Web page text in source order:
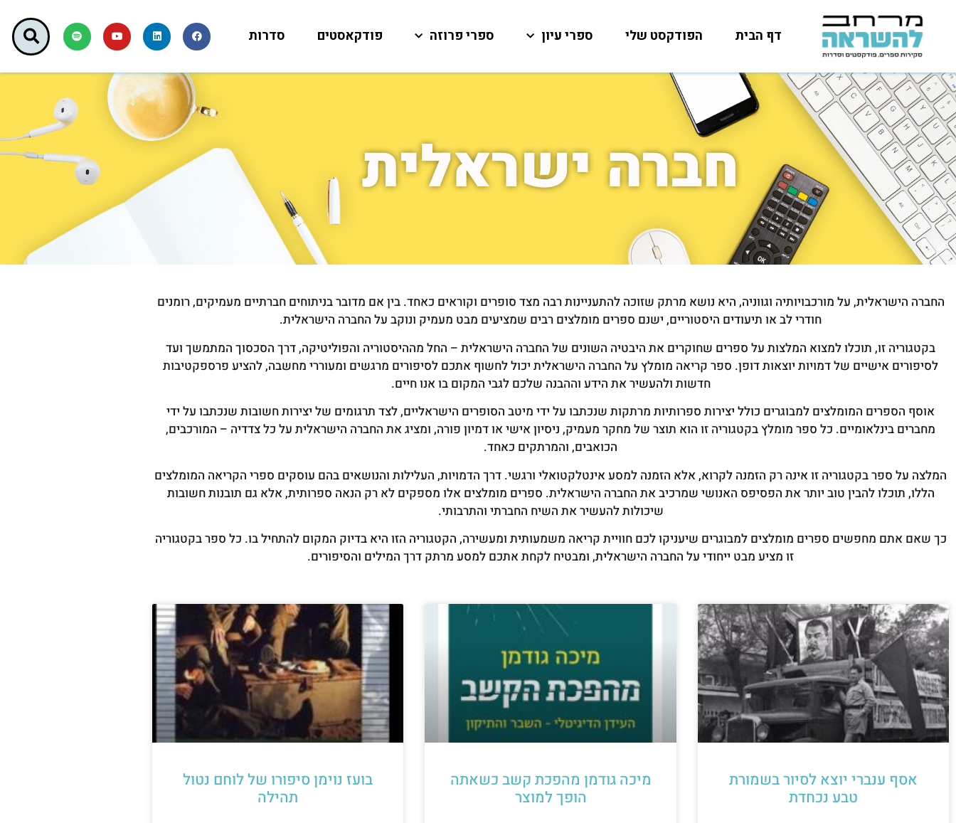
דף הבית הפודקסט שלי ספרי עיון ספרי פרוזה פודקאסטים סדרות
חברה ישראלית
החברה הישראלית, על מורכבויותיה וגווניה, היא נושא מרתק שזוכה להתעניינות רבה מצד סופרים וקוראים כאחד. בין אם מדובר בניתוחים חברתיים מעמיקים, רומנים
חודרי לב או תיעודים היסטוריים, ישנם ספרים מומלצים רבים שמציעים מבט מעמיק ונוקב על החברה הישראלית.
בקטגוריה זו, תוכלו למצוא המלצות על ספרים שחוקרים את היבטיה השונים של החברה הישראלית – החל מההיסטוריה והפוליטיקה, דרך הסכסוך המתמשך ועד
לסיפורים אישיים של דמויות יוצאות דופן. ספר קריאה מומלץ על החברה הישראלית יכול לחשוף אתכם לסיפורים מרגשים ומעוררי מחשבה, להציע פרספקטיבות
חדשות ולהעשיר את הידע וההבנה שלכם לגבי המקום בו אנו חיים.
אוסף הספרים המומלצים למבוגרים כולל יצירות ספרותיות מרתקות שנכתבו על ידי מיטב הסופרים הישראליים, לצד תרגומים של יצירות חשובות שנכתבו על ידי
מחברים בינלאומיים. כל ספר מומלץ בקטגוריה זו הוא תוצר של מחקר מעמיק, ניסיון אישי או דמיון פורה, ומציג את החברה הישראלית על כל צדדיה – המורכבים,
הכואבים, והמרתקים כאחד.
המלצה על ספר בקטגוריה זו אינה רק הזמנה לקרוא, אלא הזמנה למסע אינטלקטואלי ורגשי. דרך הדמויות, העלילות והנושאים בהם עוסקים ספרי הקריאה המומלצים
הללו, תוכלו להבין טוב יותר את הפסיפס האנושי שמרכיב את החברה הישראלית. ספרים מומלצים אלו מספקים לא רק הנאה ספרותית, אלא גם תובנות חשובות
שיכולות להעשיר את השיח החברתי והתרבותי.
כך שאם אתם מחפשים ספרים מומלצים למבוגרים שיעניקו לכם חוויית קריאה משמעותית ומעשירה, הקטגוריה הזו היא בדיוק המקום להתחיל בו. כל ספר בקטגוריה
זו מציע מבט ייחודי על החברה הישראלית, ומבטיח לקחת אתכם למסע מרתק דרך המילים והסיפורים.
אסף ענברי יוצא לסיור בשמורת
טבע נכחדת
מיכה גודמן מהפכת קשב כשאתה
הופך למוצר
בועז נוימן סיפורו של לוחם נטול
תהילה